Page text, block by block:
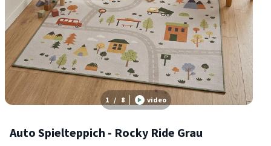
1 / 8 video
Auto Spielteppich - Rocky Ride Grau